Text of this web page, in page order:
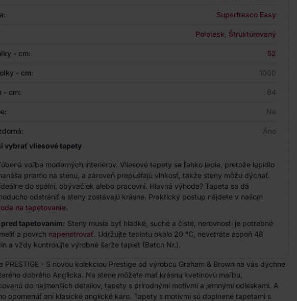
Superfresco Easy
Pololesk Štruktúrovaný
- cm: 52
- cm: 1000
- cm: 64
Ne
Áno
vybrať vliesové tapety
voľba moderných interiérov. Vliesové tapety sa ľahko lepia, pretože lepidlo
priamo na stenu, a zároveň prepúšťajú vlhkosť, takže steny môžu dýchať.
do spální, obývačiek alebo pracovní. Hlavná výhoda? Tapeta sa dá
odstrániť a steny zostávajú krásne. Praktický postup nájdete v našom
na tapetovanie.
tapetovaním: Steny musia byť hladké, suché a čisté, nerovnosti je potrebné
a povrch napenetrovať. Udržujte teplotu okolo 20 °C, nevetráte aspoň 48
a vždy kontrolujte výrobné šarže tapiet (Batch Nr.).
PRESTIGE - S novou kolekciou Prestige od výrobcu Graham & Brown na vás dýchne
dobrého Anglicka. Na stene môžete mať krásnu kvetinovú maľbu,
do najmenších detailov, tapety s prírodnými motívmi a jemnými odleskami. A
opomenúť ani klasické anglické káro. Tapety s motívmi sú doplnené tapetami s